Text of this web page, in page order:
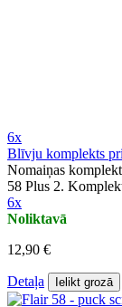
6x
Blīvju komplekts
Nomaiņas
58 Plus 2.
6x
Noliktavā
12,90 €
Detaļa Ielikt grozā